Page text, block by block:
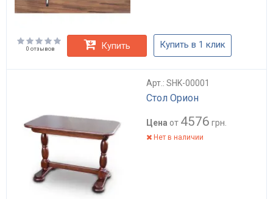
0 отзывов Купить Купить в 1 клик
Арт.: SHK-00001
Стол Орион
Цена от 4576 грн.
Нет в наличии